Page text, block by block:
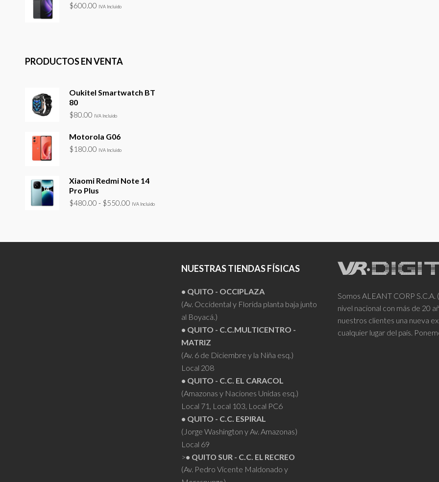
$600.00 IVA Incluido
PRODUCTOS EN VENTA
Oukitel Smartwatch BT
80
$80.00 IVA Incluido
Motorola G06
$180.00 IVA Incluido
Xiaomi Redmi Note 14
Pro Plus
$480.00 - $550.00Rango
IVA Incluido
NUESTRAS TIENDAS FÍSICAS
• QUITO - OCCIPLAZA
(Av. Occidental y Florida planta baja junto
al Boyacá.)
• QUITO - C.C.MULTICENTRO -
MATRIZ
(Av. 6 de Diciembre y la Niña esq.)
Local 208
• QUITO - C.C. EL CARACOL
(Amazonas y Naciones Unidas esq.)
Local 71, Local 103, Local PC6
• QUITO - C.C. ESPIRAL
(Jorge Washington y Av. Amazonas)
Local 69
>• QUITO SUR - C.C. EL RECREO
(Av. Pedro Vicente Maldonado y
Somos ALEANT CORP
nivel nacional con más de 20
nuestros clientes una nueva
cualquier lugar del país.